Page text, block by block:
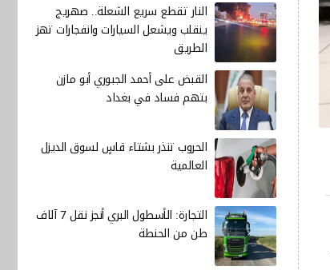
النار تقطع سريع الشعلة.. صهريج
ينقلب ويشعل السيارات وانفجارات تهز
الطريق
القبض على أحمد الجبوري أبو مازن
بتهم فساد في بغداد
الحروب تنذر بشتاء قاسٍ لسوق الديزل
العالمية
التجارة: الأسطول البري أنجز نقل 7 آلاف
طن من الحنطة